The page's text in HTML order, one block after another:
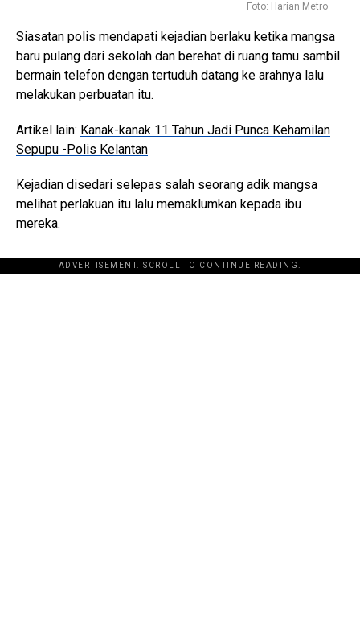
Foto: Harian Metro
Siasatan polis mendapati kejadian berlaku ketika mangsa
baru pulang dari sekolah dan berehat di ruang tamu sambil
bermain telefon dengan tertuduh datang ke arahnya lalu
melakukan perbuatan itu.
Artikel lain: Kanak-kanak 11 Tahun Jadi Punca Kehamilan
Sepupu -Polis Kelantan
Kejadian disedari selepas salah seorang adik mangsa
melihat perlakuan itu lalu memaklumkan kepada ibu
mereka.
ADVERTISEMENT. SCROLL TO CONTINUE READING.